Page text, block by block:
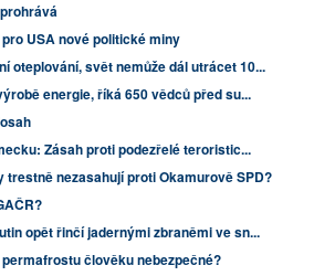
USA nové politické miny
oteplování, svět nemůže dál utrácet 10...
energie, říká 650 vědců před su...
Zásah proti podezřelé teroristic...
trestně nezasahují proti Okamurově SPD?
opět řinčí jadernými zbraněmi ve sn...
člověku nebezpečné?